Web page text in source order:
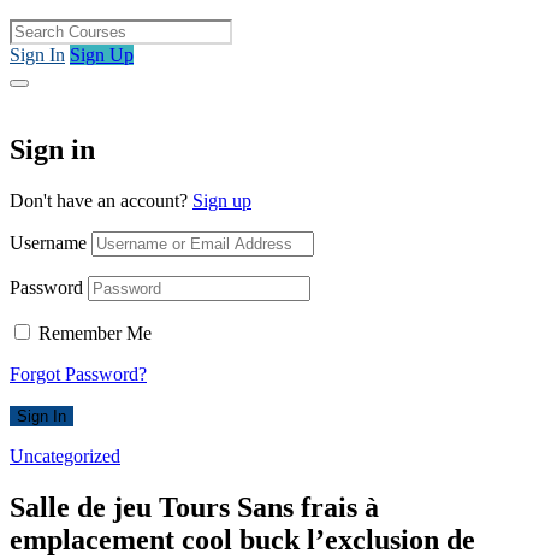
Sign In Sign Up
Sign in
Don't have an account? Sign up
Username
Password
Remember Me
Forgot Password?
Sign In
Uncategorized
Salle de jeu Tours Sans frais à
emplacement cool buck l’exclusion de